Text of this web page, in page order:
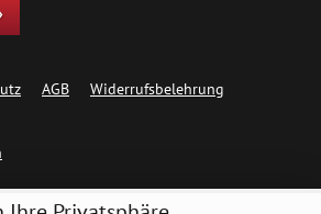
AGB Widerrufsbelehrung